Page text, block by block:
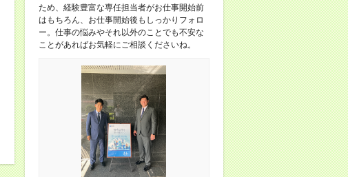
ため、経験豊富な専任担当者がお仕事開始前
はもちろん、お仕事開始後もしっかりフォロ
ー。仕事の悩みやそれ以外のことでも不安な
ことがあればお気軽にご相談くださいね。